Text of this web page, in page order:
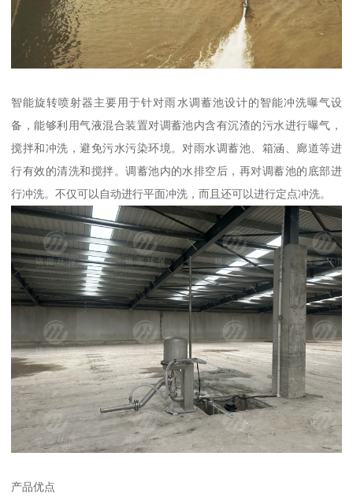
智能旋转喷射器主要用于针对雨水调蓄池设计的智能冲洗曝气设
备，能够利用气液混合装置对调蓄池内含有沉渣的污水进行曝气，
搅拌和冲洗，避免污水污染环境。对雨水调蓄池、箱涵、廊道等进
行有效的清洗和搅拌。调蓄池内的水排空后，再对调蓄池的底部进
行冲洗。不仅可以自动进行平面冲洗，而且还可以进行定点冲洗。
产品优点